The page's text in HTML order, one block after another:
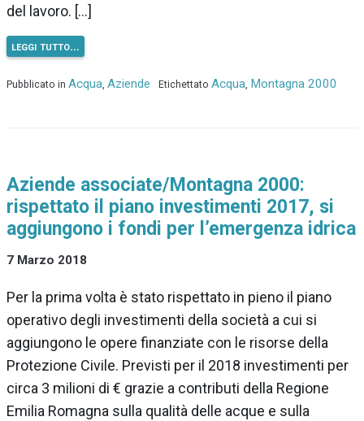
del lavoro. […]
leggi tutto…
Pubblicato in Acqua Aziende Etichettato Acqua Montagna 2000
Aziende associate/Montagna 2000:
rispettato il piano investimenti 2017, si
aggiungono i fondi per l’emergenza idrica
7 Marzo 2018
Per la prima volta è stato rispettato in pieno il piano
operativo degli investimenti della società a cui si
aggiungono le opere finanziate con le risorse della
Protezione Civile. Previsti per il 2018 investimenti per
circa 3 milioni di € grazie a contributi della Regione
Emilia Romagna sulla qualità delle acque e sulla